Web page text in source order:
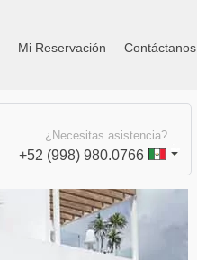
Mi Reservación Contáctanos
¿Necesitas asistencia?
+52 (998) 980.0766